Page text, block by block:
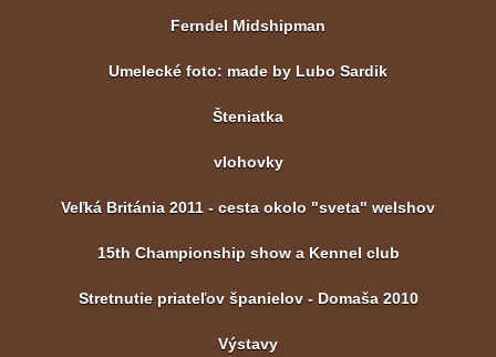
Ferndel Midshipman
Umelecké foto: made by Lubo Sardik
Šteniatka
vlohovky
Veľká Británia 2011 - cesta okolo "sveta" welshov
15th Championship show a Kennel club
Stretnutie priateľov španielov - Domaša 2010
Výstavy